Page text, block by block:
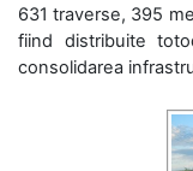
631 traverse, 395
fiind distribuite
consolidarea